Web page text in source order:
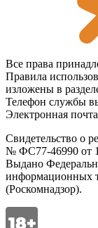
Все права
Правила
изложены в
Телефон службы
Электронная
Свидетельство о
№ ФС77-46990 от
Выдано
информационных
(Роскомнадзор).